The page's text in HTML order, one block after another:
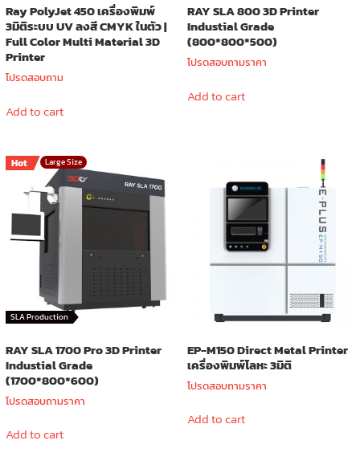
Ray PolyJet 450 เครื่องพิมพ์
3มิติระบบ UV ลงสี CMYK ในตัว |
Full Color Multi Material 3D
Printer
โปรดสอบถาม
Add to cart
RAY SLA 800 3D Printer
Industial Grade
(800*800*500)
โปรดสอบถามราคา
Add to cart
Hot Large Size
SLA Production
RAY SLA 1700 Pro 3D Printer
Industial Grade
(1700*800*600)
โปรดสอบถามราคา
Add to cart
EP-M150 Direct Metal Printer
เครื่องพิมพ์โลหะ 3มิติ
โปรดสอบถามราคา
Add to cart